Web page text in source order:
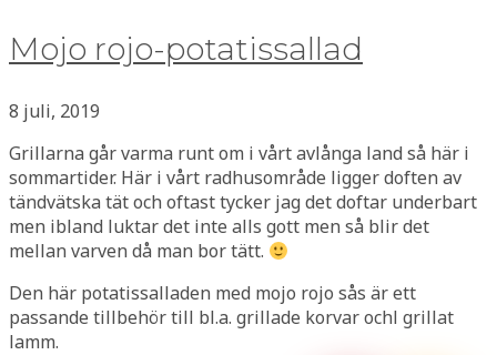
Mojo rojo-potatissallad
8 juli, 2019
Grillarna går varma runt om i vårt avlånga land så här i
sommartider. Här i vårt radhusområde ligger doften av
tändvätska tät och oftast tycker jag det doftar underbart
men ibland luktar det inte alls gott men så blir det
mellan varven då man bor tätt.
Den här potatissalladen med mojo rojo sås är ett
passande tillbehör till bl.a. grillade korvar ochl grillat
lamm.